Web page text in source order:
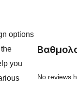
options
you
No reviews